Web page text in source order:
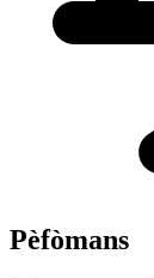
Pèfòmans